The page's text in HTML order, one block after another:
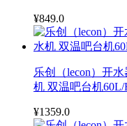
¥849.0
乐创（lecon）开
机 双温吧台机60L/
¥1359.0